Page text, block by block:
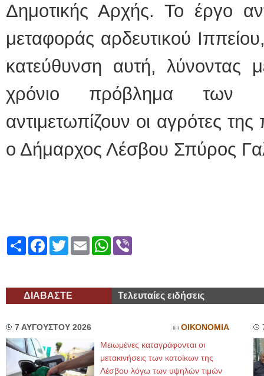
Δημοτικής Αρχής. Το έργο
μεταφοράς αρδευτικού
κατεύθυνση αυτή, λύνοντας
χρόνιο πρόβλημα των
αντιμετωπίζουν οι αγρότες
ο Δήμαρχος Λέσβου Σπύρος
ShareFacebook
TwitterEmailWhatsApp
ΔΙΑΒΑΣΤΕ Τελευταίες ειδήσεις
7 ΑΥΓΟΥΣΤΟΥ 2026 ΟΙΚΟΝΟΜΙΑ
Μειωμένες καταγράφονται οι
μετακινήσεις των κατοίκων της
Λέσβου λόγω των υψηλών τιμών